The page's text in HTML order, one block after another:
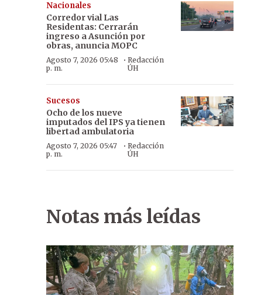
Nacionales
Corredor vial Las
Residentas: Cerrarán
ingreso a Asunción por
obras, anuncia MOPC
Agosto 7, 2026 05:48
p. m.
·Redacción
ÚH
Sucesos
Ocho de los nueve
imputados del IPS ya tienen
libertad ambulatoria
Agosto 7, 2026 05:47
p. m.
· Redacción
ÚH
Notas más leídas